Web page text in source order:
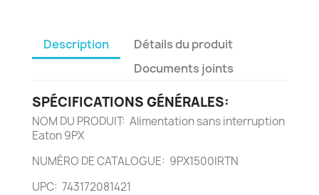
Description
Détails du produit
Documents joints
SPÉCIFICATIONS GÉNÉRALES:
NOM DU PRODUIT: Alimentation sans interruption
Eaton 9PX
NUMÉRO DE CATALOGUE: 9PX1500IRTN
UPC: 743172081421